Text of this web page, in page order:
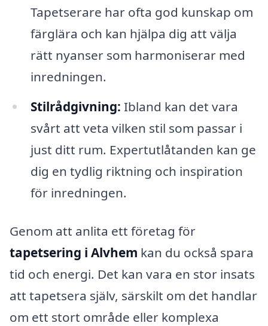
Tapetserare har ofta god kunskap om
färglära och kan hjälpa dig att välja
rätt nyanser som harmoniserar med
inredningen.
Stilrådgivning: Ibland kan det vara
svårt att veta vilken stil som passar i
just ditt rum. Expertutlåtanden kan ge
dig en tydlig riktning och inspiration
för inredningen.
Genom att anlita ett företag för
tapetsering i Alvhem kan du också spara
tid och energi. Det kan vara en stor insats
att tapetsera själv, särskilt om det handlar
om ett stort område eller komplexa